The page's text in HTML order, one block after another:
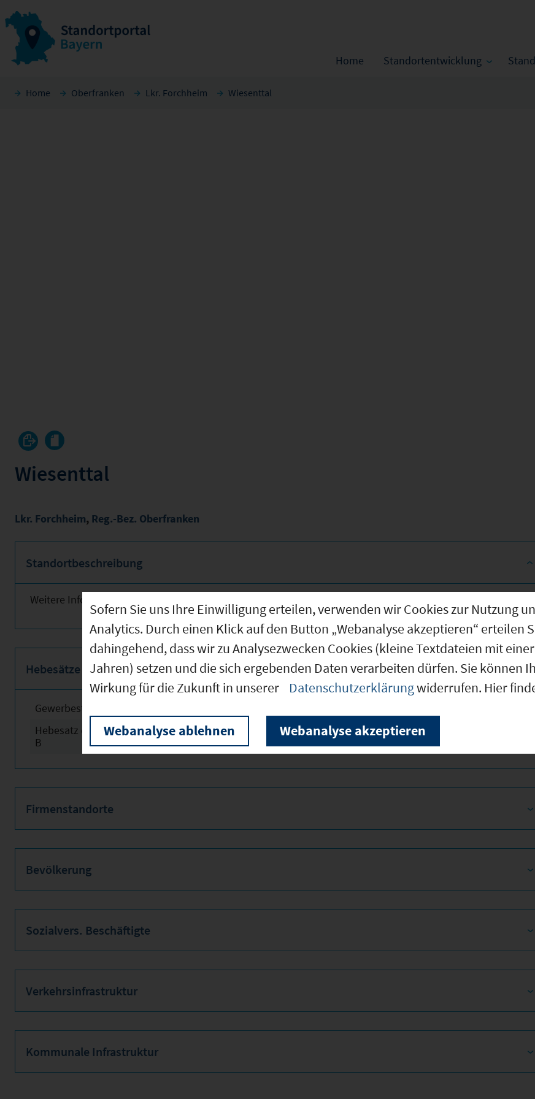
Home Standortentwicklung
Home Oberfranken Lkr. Forchheim Wiesenttal
Wiesenttal
Lkr. Forchheim, Reg.-Bez. Oberfranken
Standortbeschreibung
Weitere Informationen finden Sie obenstehend!
Hebesätze
Gewerbesteuerhebesatz
Hebesatz der Grundsteuer
B
2024 480
Firmenstandorte
Bevölkerung
Sozialvers. Beschäftigte
Verkehrsinfrastruktur
Kommunale Infrastruktur
Sofern Sie uns Ihre Einwilligung erteilen, verwenden wir Cookies zur Nutzung
Analytics. Durch einen Klick auf den Button „Webanalyse akzeptieren“ erteilen
dahingehend, dass wir zu Analysezwecken Cookies (kleine Textdateien mit
Jahren) setzen und die sich ergebenden Daten verarbeiten dürfen. Sie können
Wirkung für die Zukunft in unserer
Datenschutzerklärungwiderrufen. Hier
Webanalyse ablehnen Webanalyse akzeptieren